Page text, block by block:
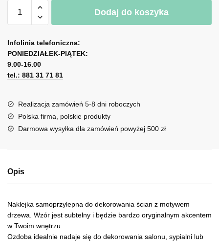
Naklejka
duże
drzewo
Dodaj do koszyka
Infolinia telefoniczna:
PONIEDZIAŁEK-PIĄTEK:
9.00-16.00
tel.: 881 31 71 81
Realizacja zamówień 5-8 dni roboczych
Polska firma, polskie produkty
Darmowa wysyłka dla zamówień powyżej 500 zł
Opis
Naklejka samoprzylepna do dekorowania ścian z motywem
drzewa. Wzór jest subtelny i będzie bardzo oryginalnym akcentem
w Twoim wnętrzu.
Ozdoba idealnie nadaje się do dekorowania salonu, sypialni lub